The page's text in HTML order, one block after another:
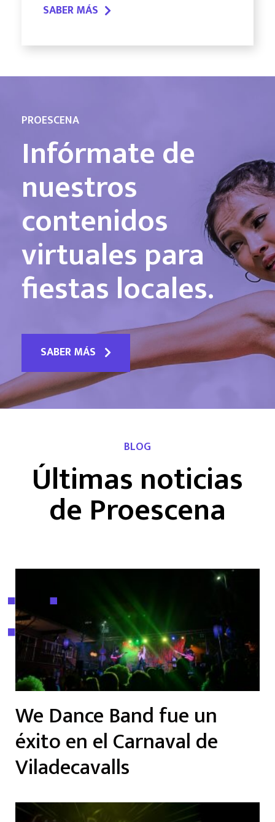
SABER MÁS
PROESCENA
Infórmate de
nuestros
contenidos
virtuales para
fiestas locales.
SABER MÁS
BLOG
Últimas noticias
de Proescena
We Dance Band fue un
éxito en el Carnaval de
Viladecavalls